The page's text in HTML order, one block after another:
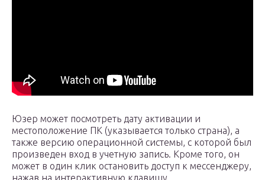
Юзер может посмотреть дату активации и
местоположение ПК (указывается только страна), а
также версию операционной системы, с которой был
произведен вход в учетную запись. Кроме того, он
может в один клик остановить доступ к мессенджеру,
нажав на интерактивную клавишу